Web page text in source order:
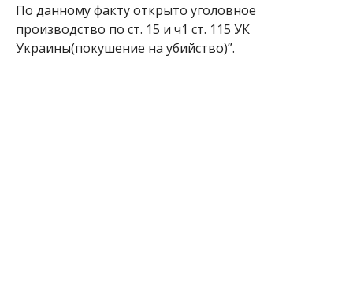
По данному факту открыто уголовное
производство по ст. 15 и ч1 ст. 115 УК
Украины(покушение на убийство)”.